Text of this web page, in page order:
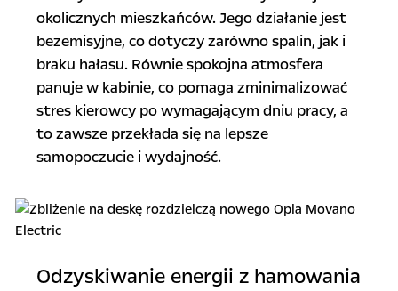
okolicznych mieszkańców. Jego działanie jest
bezemisyjne, co dotyczy zarówno spalin, jak i
braku hałasu. Równie spokojna atmosfera
panuje w kabinie, co pomaga zminimalizować
stres kierowcy po wymagającym dniu pracy, a
to zawsze przekłada się na lepsze
samopoczucie i wydajność.
Odzyskiwanie energii z hamowania